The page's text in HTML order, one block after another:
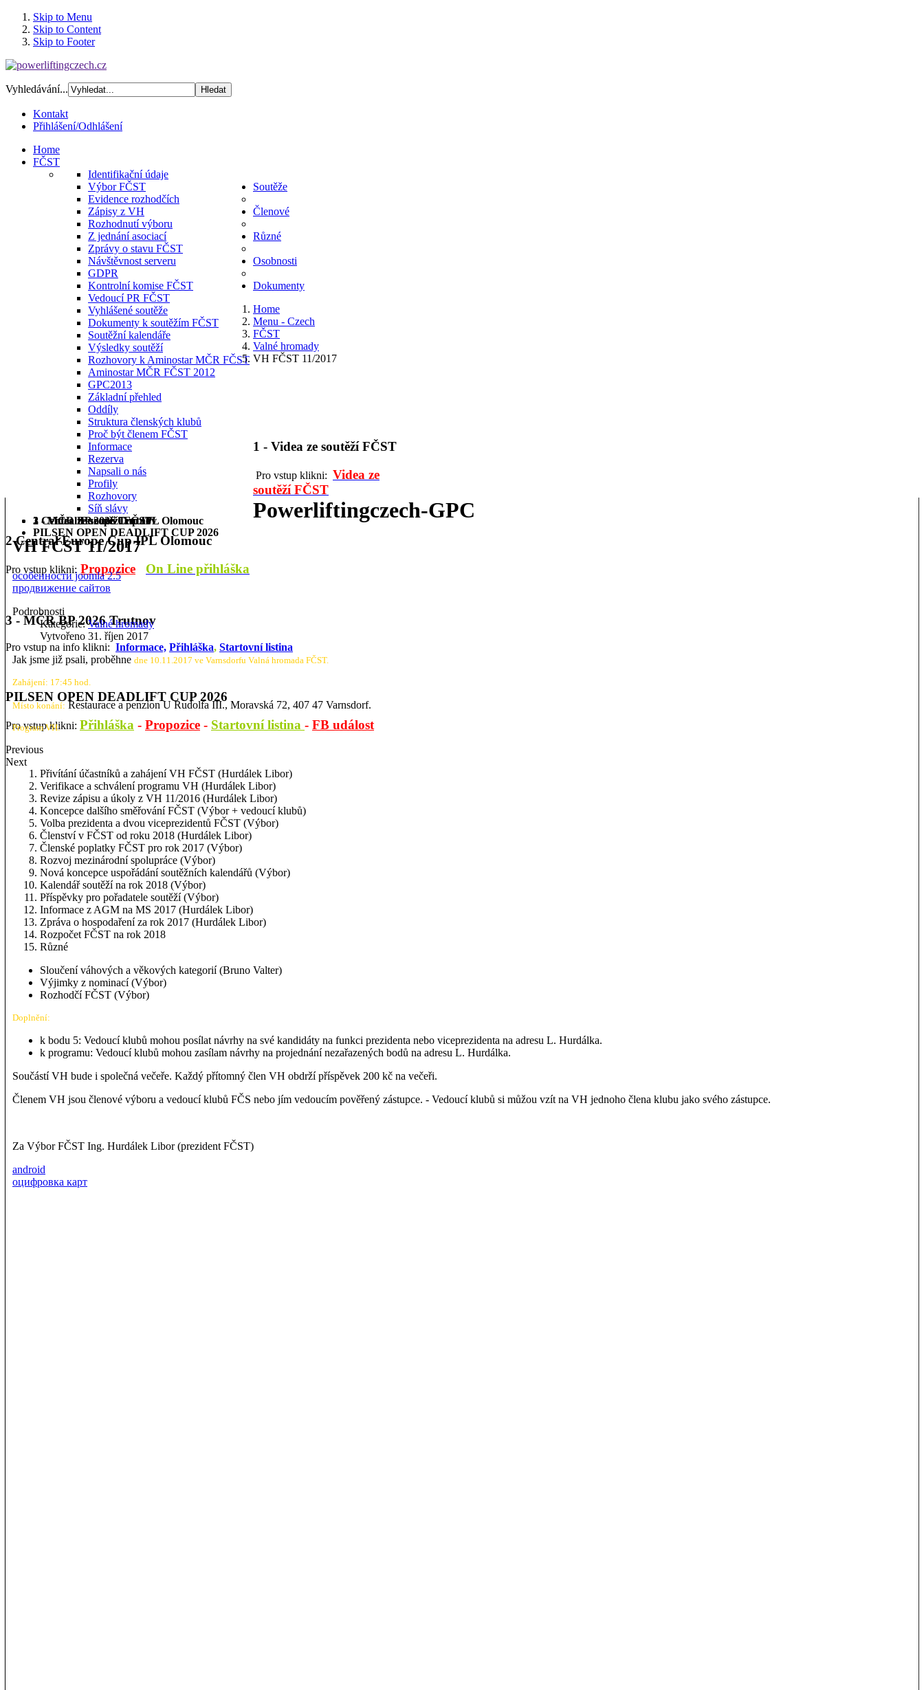
Skip to Menu
Skip to Content
Skip to Footer
Vyhledávání...
Kontakt
Přihlášení/Odhlášení
Home
FČST
Identifikační údaje
Výbor FČST
Evidence rozhodčích
Zápisy z VH
Rozhodnutí výboru
Z jednání asociací
Zprávy o stavu FČST
Návštěvnost serveru
GDPR
Kontrolní komise FČST
Vedoucí PR FČST
Soutěže
Vyhlášené soutěže
Dokumenty k soutěžím FČST
Soutěžní kalendáře
Výsledky soutěží
Rozhovory k Aminostar MČR FČST
Aminostar MČR FČST 2012
GPC2013
Členové
Základní přehled
Oddíly
Struktura členských klubů
Proč být členem FČST
Různé
Informace
Rezerva
Osobnosti
Napsali o nás
Profily
Rozhovory
Síň slávy
Dokumenty
Home
Menu - Czech
FČST
Valné hromady
VH FČST 11/2017
1 - Videa ze soutěží FČST
2 Central Europe Cup IPL Olomouc
3 - MČR BP 2026 Trutnov
PILSEN OPEN DEADLIFT CUP 2026
1 - Videa ze soutěží FČST
Pro vstup klikni: Videa ze
soutěží FČST
2 Central Europe Cup IPL Olomouc
Pro vstup klikni: Propozice On Line přihláška
3 - MČR BP 2026 Trutnov
Pro vstup na info klikni: Informace, Přihláška, Startovní listina
PILSEN OPEN DEADLIFT CUP 2026
Pro vstup klikni: Přihláška - Propozice - Startovní listina - FB událost
Previous
Next
Powerliftingczech-GPC
VH FČST 11/2017
особенности joomla 2.5
продвижение сайтов
Podrobnosti
Kategorie:Valné hromady
Vytvořeno 31. říjen 2017
Jak jsme již psali, proběhne dne 10.11.2017 ve Varnsdorfu Valná hromada FČST.
Zahájení: 17:45 hod.
Místo konání: Restaurace a penzion U Rudolfa III., Moravská 72, 407 47 Varnsdorf.
Program VH:
Přivítání účastníků a zahájení VH FČST (Hurdálek Libor)
Verifikace a schválení programu VH (Hurdálek Libor)
Revize zápisu a úkoly z VH 11/2016 (Hurdálek Libor)
Koncepce dalšího směřování FČST (Výbor + vedoucí klubů)
Volba prezidenta a dvou viceprezidentů FČST (Výbor)
Členství v FČST od roku 2018 (Hurdálek Libor)
Členské poplatky FČST pro rok 2017 (Výbor)
Rozvoj mezinárodní spolupráce (Výbor)
Nová koncepce uspořádání soutěžních kalendářů (Výbor)
Kalendář soutěží na rok 2018 (Výbor)
Příspěvky pro pořadatele soutěží (Výbor)
Informace z AGM na MS 2017 (Hurdálek Libor)
Zpráva o hospodaření za rok 2017 (Hurdálek Libor)
Rozpočet FČST na rok 2018
Různé
Sloučení váhových a věkových kategorií (Bruno Valter)
Výjimky z nominací (Výbor)
Rozhodčí FČST (Výbor)
Doplnění:
k bodu 5: Vedoucí klubů mohou posílat návrhy na své kandidáty na funkci prezidenta nebo viceprezidenta na adresu L. Hurdálka.
k programu: Vedoucí klubů mohou zasílam návrhy na projednání nezařazených bodů na adresu L. Hurdálka.
Součástí VH bude i společná večeře. Každý přítomný člen VH obdrží příspěvek 200 kč na večeři.
Členem VH jsou členové výboru a vedoucí klubů FČS nebo jím vedoucím pověřený zástupce. - Vedoucí klubů si můžou vzít na VH jednoho člena klubu jako svého zástupce.
Za Výbor FČST Ing. Hurdálek Libor (prezident FČST)
android
оцифровка карт